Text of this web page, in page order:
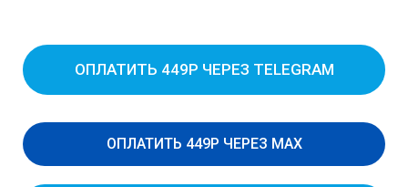
ОПЛАТИТЬ 449Р ЧЕРЕЗ TELEGRAM
ОПЛАТИТЬ 449Р ЧЕРЕЗ MAX